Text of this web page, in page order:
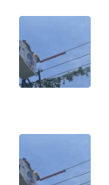
SULSEL
WN
GORONTALO
SULUT
WN